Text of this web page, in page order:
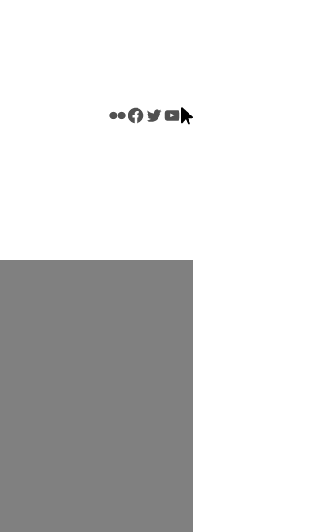
Mon compte Flickr personnel
La page Facebook Apprendre.Photo
Le compte Twitter Apprendre.Photo
La chaînte Youtube Apprendre.Photo